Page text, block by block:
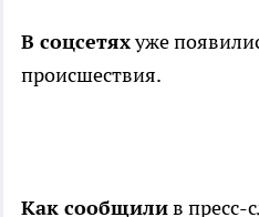
В соцсетяхуже
происшествия.
Как сообщилив пресс-